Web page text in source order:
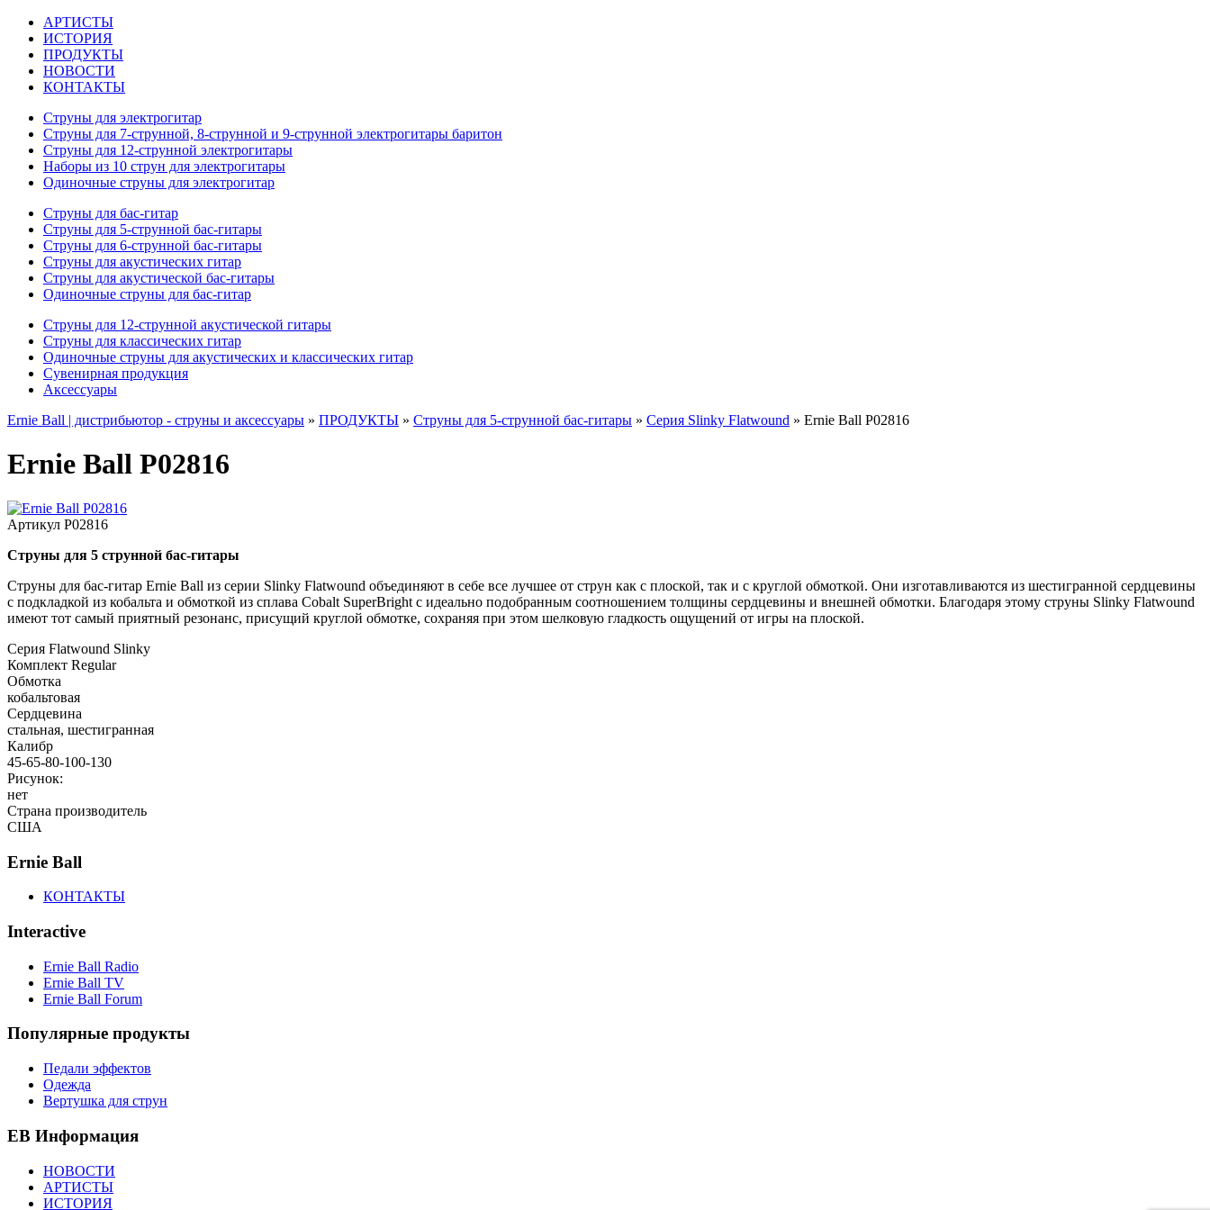
АРТИСТЫ
ИСТОРИЯ
ПРОДУКТЫ
НОВОСТИ
КОНТАКТЫ
Струны для электрогитар
Струны для 7-струнной, 8-струнной и 9-струнной электрогитары баритон
Струны для 12-струнной электрогитары
Наборы из 10 струн для электрогитары
Одиночные струны для электрогитар
Струны для бас-гитар
Струны для 5-струнной бас-гитары
Струны для 6-струнной бас-гитары
Струны для акустических гитар
Струны для акустической бас-гитары
Одиночные струны для бас-гитар
Струны для 12-струнной акустической гитары
Струны для классических гитар
Одиночные струны для акустических и классических гитар
Сувенирная продукция
Аксессуары
Ernie Ball | дистрибьютор - струны и аксессуары » ПРОДУКТЫ » Струны для 5-струнной бас-гитары » Серия Slinky Flatwound » Ernie Ball P02816
Ernie Ball P02816
Артикул P02816
Струны для 5 струнной бас-гитары
Струны для бас-гитар Ernie Ball из серии Slinky Flatwound объединяют в себе все лучшее от струн как с плоской, так и с круглой обмоткой. Они изготавливаются из шестигранной сердцевины
с подкладкой из кобальта и обмоткой из сплава Cobalt SuperBright с идеально подобранным соотношением толщины сердцевины и внешней обмотки. Благодаря этому струны Slinky Flatwound
имеют тот самый приятный резонанс, присущий круглой обмотке, сохраняя при этом шелковую гладкость ощущений от игры на плоской.
Серия Flatwound Slinky
Комплект Regular
Обмотка
кобальтовая
Сердцевина
стальная, шестигранная
Калибр
45-65-80-100-130
Рисунок:
нет
Страна производитель
США
Ernie Ball
КОНТАКТЫ
Interactive
Ernie Ball Radio
Ernie Ball TV
Ernie Ball Forum
Популярные продукты
Педали эффектов
Одежда
Вертушка для струн
EB Информация
НОВОСТИ
АРТИСТЫ
ИСТОРИЯ